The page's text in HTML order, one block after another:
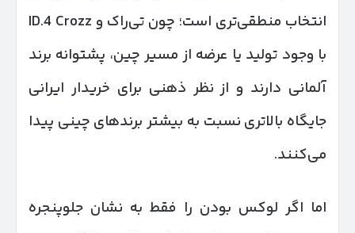
انتخاب منطقی‌تری است؛ چون تی‌راک و ID.4 Crozz
با وجود تولید یا عرضه از مسیر چین، پشتوانه برند
آلمانی دارند و از نظر ذهنی برای خریدار ایرانی
جایگاه بالاتری نسبت به بیشتر برندهای چینی پیدا
می‌کنند.
اما اگر لوکس بودن را فقط به نشان جلوپنجره